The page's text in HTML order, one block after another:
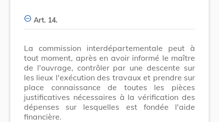
Art. 14.
La commission interdépartementale peut à
tout moment, après en avoir informé le maître
de l'ouvrage, contrôler par une descente sur
les lieux l'exécution des travaux et prendre sur
place connaissance de toutes les pièces
justificatives nécessaires à la vérification des
dépenses sur lesquelles est fondée l'aide
financière.